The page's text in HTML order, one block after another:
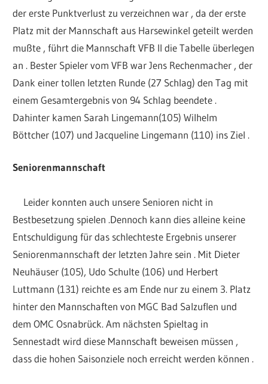
der erste Punktverlust zu verzeichnen war , da der erste
Platz mit der Mannschaft aus Harsewinkel geteilt werden
mußte , führt die Mannschaft VFB II die Tabelle überlegen
an . Bester Spieler vom VFB war Jens Rechenmacher , der
Dank einer tollen letzten Runde (27 Schlag) den Tag mit
einem Gesamtergebnis von 94 Schlag beendete .
Dahinter kamen Sarah Lingemann(105) Wilhelm
Böttcher (107) und Jacqueline Lingemann (110) ins Ziel .
Seniorenmannschaft
Leider konnten auch unsere Senioren nicht in
Bestbesetzung spielen .Dennoch kann dies alleine keine
Entschuldigung für das schlechteste Ergebnis unserer
Seniorenmannschaft der letzten Jahre sein . Mit Dieter
Neuhäuser (105), Udo Schulte (106) und Herbert
Luttmann (131) reichte es am Ende nur zu einem 3. Platz
hinter den Mannschaften von MGC Bad Salzuflen und
dem OMC Osnabrück. Am nächsten Spieltag in
Sennestadt wird diese Mannschaft beweisen müssen ,
dass die hohen Saisonziele noch erreicht werden können .